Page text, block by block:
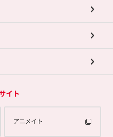
イト
アニメイト